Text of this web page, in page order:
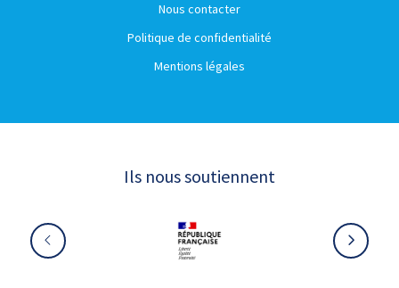
Nous contacter
Politique de confidentialité
Mentions légales
Ils nous soutiennent